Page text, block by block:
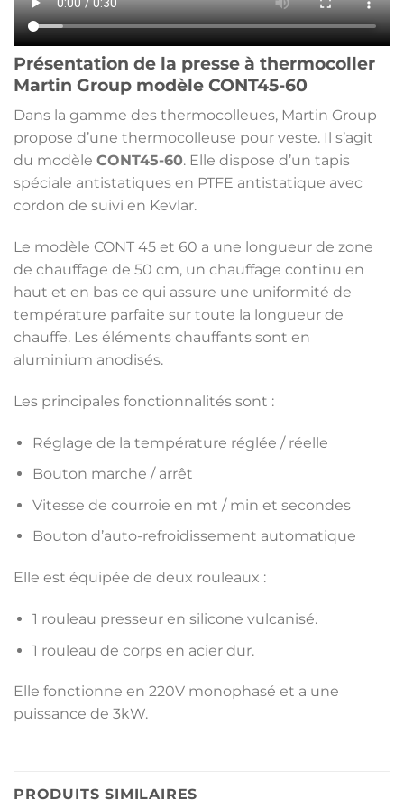
Présentation de la presse à thermocoller
Martin Group modèle CONT45-60
Dans la gamme des thermocolleues, Martin Group
propose d’une thermocolleuse pour veste. Il s’agit
du modèle CONT45-60. Elle dispose d’un tapis
spéciale antistatiques en PTFE antistatique avec
cordon de suivi en Kevlar.
Le modèle CONT 45 et 60 a une longueur de zone
de chauffage de 50 cm, un chauffage continu en
haut et en bas ce qui assure une uniformité de
température parfaite sur toute la longueur de
chauffe. Les éléments chauffants sont en
aluminium anodisés.
Les principales fonctionnalités sont :
Réglage de la température réglée / réelle
Bouton marche / arrêt
Vitesse de courroie en mt / min et secondes
Bouton d’auto-refroidissement automatique
Elle est équipée de deux rouleaux :
1 rouleau presseur en silicone vulcanisé.
1 rouleau de corps en acier dur.
Elle fonctionne en 220V monophasé et a une
puissance de 3kW.
PRODUITS SIMILAIRES